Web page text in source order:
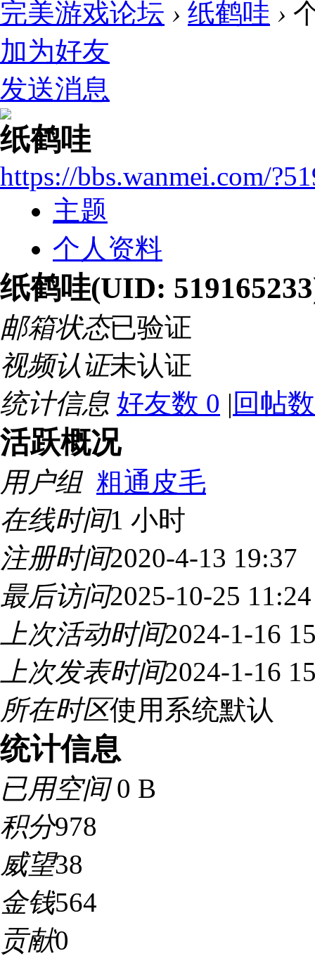
完美游戏论坛 › 纸鹤哇 ›
加为好友
发送消息
纸鹤哇
https://bbs.wanmei.com/
主题
个人资料
纸鹤哇(UID:
邮箱状态已验证
视频认证未认证
统计信息 好友数 0 | 回帖
活跃概况
用户组 粗通皮毛
在线时间1 小时
注册时间2020-4-13 19:37
最后访问2025-10-25 11:24
上次活动时间2024-1-16
上次发表时间2024-1-16
所在时区使用系统默认
统计信息
已用空间0 B
积分978
威望38
金钱564
贡献0